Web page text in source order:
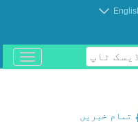
ٹاپ
باز
و
تمام خبریں